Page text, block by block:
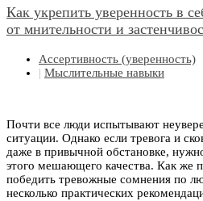
Как укрепить уверенность в
от мнительности и
Ассертивность (уверенность)
| Мыслительные навыки
Почти все люди испытывают
ситуации. Однако если тревога и
даже в привычной обстановке,
этого мешающего качества. Как же
победить тревожные сомнения по
несколько практических